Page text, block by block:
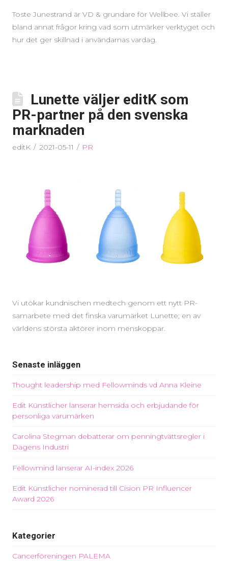
Toste Junestrand är VD & grundare för Wellbee. Vi ställer
bland annat frågor kring vad som utmärker verktyget och
hur det ger skillnad i användarnas vardag.
Lunette väljer editK som
PR-partner på den svenska
marknaden
editK 2021-05-11 PR
Vi utökar kundnischen medtech genom ett nytt PR-
samarbete med det finska varumärket Lunette; en av
världens största aktörer inom menskoppar.
Senaste inläggen
Thought leadership med Fellowminds vd Anna Kleine
Edit Künstlicher lanserar hemsida och erbjudande för
personliga varumärken
Carolina Stegman debatterar om penningtvättsregler i
Dagens Industri
Fellowmind lanserar AI-index 2026
Edit Künstlicher nominerad till Cision PR Influencer
Award 2026
Kategorier
Cancerföreningen PALEMA